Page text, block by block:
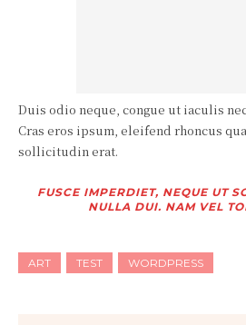
Duis odio neque, congue ut iaculis
Cras eros ipsum, eleifend rhoncus
sollicitudin erat.
FUSCE IMPERDIET, NEQUE UT
NULLA DUI. NAM VEL
ART TEST WORDPRESS